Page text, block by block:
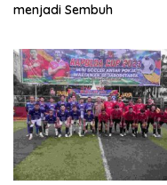
menjadi Sembuh